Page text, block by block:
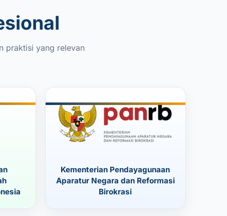
praktisi yang relevan
Kementerian Pendayagunaan
Aparatur Negara dan Reformasi
Birokrasi